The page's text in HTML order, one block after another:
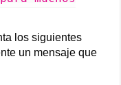
los siguientes
un mensaje que